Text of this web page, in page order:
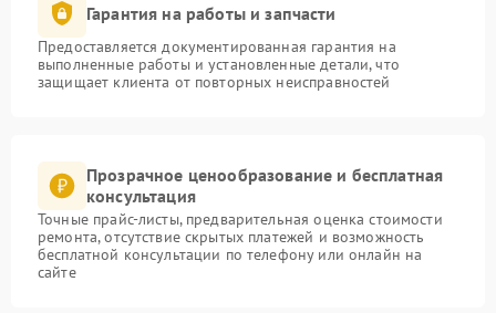
Гарантия на работы и запчасти
Предоставляется документированная гарантия на
выполненные работы и установленные детали, что
защищает клиента от повторных неисправностей
Прозрачное ценообразование и бесплатная
консультация
Точные прайс-листы, предварительная оценка стоимости
ремонта, отсутствие скрытых платежей и возможность
бесплатной консультации по телефону или онлайн на
сайте